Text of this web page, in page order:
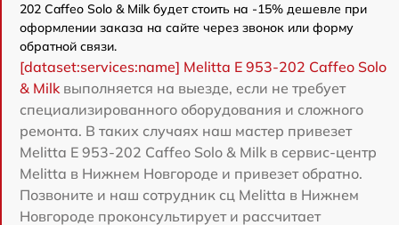
202 Caffeo Solo & Milk будет стоить на -15% дешевле при
оформлении заказа на сайте через звонок или форму
обратной связи.
[dataset:services:name] Melitta Е 953-202 Caffeo Solo
& Milkвыполняется на выезде, если не требует
специализированного оборудования и сложного
ремонта. В таких случаях наш мастер привезет
Melitta Е 953-202 Caffeo Solo & Milk в сервис-центр
Melitta в Нижнем Новгороде и привезет обратно.
Позвоните и наш сотрудник сц Melitta в Нижнем
Новгороде проконсультирует и рассчитает